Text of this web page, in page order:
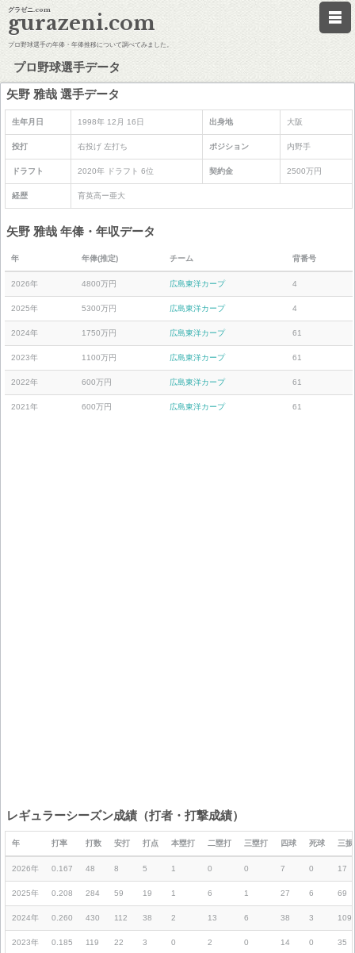
グラゼニ.com
gurazeni.com
プロ野球選手の年俸・年俸推移について調べてみました。
プロ野球選手データ
矢野 雅哉 選手データ
生年月日 1998年 12月 16日 出身地 大阪
投打 右投げ 左打ち ポジション 内野手
ドラフト 2020年 ドラフト 6位 契約金 2500万円
経歴 育英高ー亜大
矢野 雅哉 年俸・年収データ
年 年俸(推定) チーム 背番号
2026年 4800万円 広島東洋カープ 4
2025年 5300万円 広島東洋カープ 4
2024年 1750万円 広島東洋カープ 61
2023年 1100万円 広島東洋カープ 61
2022年 600万円 広島東洋カープ 61
2021年 600万円 広島東洋カープ 61
レギュラーシーズン成績（打者・打撃成績）
年 打率 打数 安打 打点 本塁打 二塁打 三塁打 四球 死球 三振
2026年 0.167 48 8 5 1 0 0 7 0 17
2025年 0.208 284 59 19 1 6 1 27 6 69
2024年 0.260 430 112 38 2 13 6 38 3 109
2023年 0.185 119 22 3 0 2 0 14 0 35